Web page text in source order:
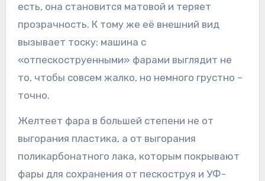
есть, она становится матовой и теряет
прозрачность. К тому же её внешний вид
вызывает тоску: машина с
«отпескоструенными» фарами выглядит не
то, чтобы совсем жалко, но немного грустно –
точно.
Желтеет фара в большей степени не от
выгорания пластика, а от выгорания
поликарбонатного лака, которым покрывают
фары для сохранения от пескоструя и УФ-